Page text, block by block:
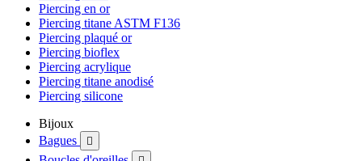
Piercing en or
Piercing titane ASTM F136
Piercing plaqué or
Piercing bioflex
Piercing acrylique
Piercing titane anodisé
Piercing silicone
Bijoux
Bagues
